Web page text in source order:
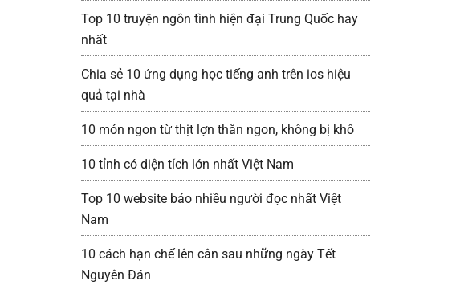
Top 10 truyện ngôn tình hiện đại Trung Quốc hay
nhất
Chia sẻ 10 ứng dụng học tiếng anh trên ios hiệu
quả tại nhà
10 món ngon từ thịt lợn thăn ngon, không bị khô
10 tỉnh có diện tích lớn nhất Việt Nam
Top 10 website báo nhiều người đọc nhất Việt
Nam
10 cách hạn chế lên cân sau những ngày Tết
Nguyên Đán